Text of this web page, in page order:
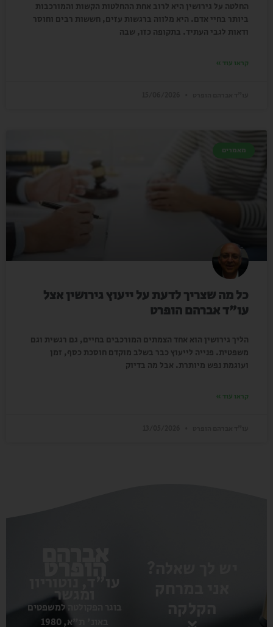
החלטה על גירושין היא לרוב אחת ההחלטות הקשות והמורכבות
ביותר בחיי אדם. היא מלווה ברגשות עזים, חששות רבים וחוסר
ודאות לגבי העתיד. בתקופה כזו, שבה
קראו עוד »
מאמרים
כל מה שצריך לדעת על ייעוץ גירושין אצל
עו"ד אברהם הופרט
הליך גירושין הוא אחד הצמתים המורכבים בחיים, גם רגשית וגם
משפטית. פנייה לייעוץ כבר בשלב מוקדם חוסכת כסף, זמן
ועוגמת נפש מיותרת. אבל מה בדיוק
קראו עוד »
ומגשר
בוגר הפקולטה למשפטים
באונ' ת"א, 1980